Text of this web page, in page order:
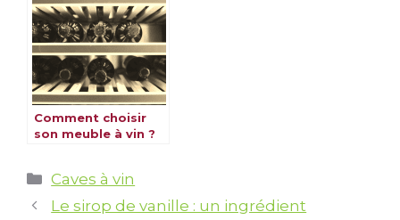
Comment choisir
son meuble à vin ?
Catégories
Caves à vin
Le sirop de vanille : un ingrédient